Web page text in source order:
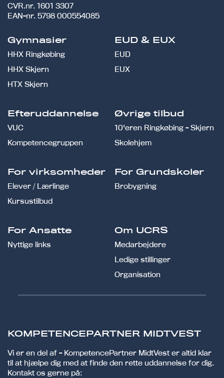
CVR.nr. 1601 3307
EAN-nr. 5798 000554085
Gymnasier
HHX Ringkøbing
HHX Skjern
HTX Skjern
EUD & EUX
EUD
EUX
Efteruddannelse
VUC
Kompetencegruppen
Øvrige tilbud
10'eren Ringkøbing - Skjern
Skolehjem
For virksomheder
Elever / Lærlinge
Kursustilbud
For Grundskoler
Brobygning
For Ansatte
Nyttige links
Om UCRS
Medarbejdere
Ledige stillinger
Organisation
KOMPETENCEPARTNER MIDTVEST
Vi er en del af - KompetencePartner MidtVest er altid klar
til at hjælpe dig med at finde den rette uddannelse for dig.
Kontakt os gerne på: